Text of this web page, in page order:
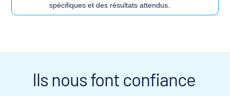
spécifiques et des résultats attendus.
Ils nous font confiance